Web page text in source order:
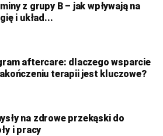
z grupy B – jak wpływają na
i układ...
aftercare: dlaczego wsparcie
terapii jest kluczowe?
na zdrowe przekąski do
i pracy